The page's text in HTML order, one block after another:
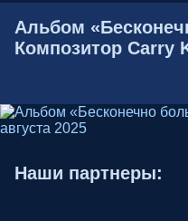
Альбом
Композитор Carry
Наши партнеры: